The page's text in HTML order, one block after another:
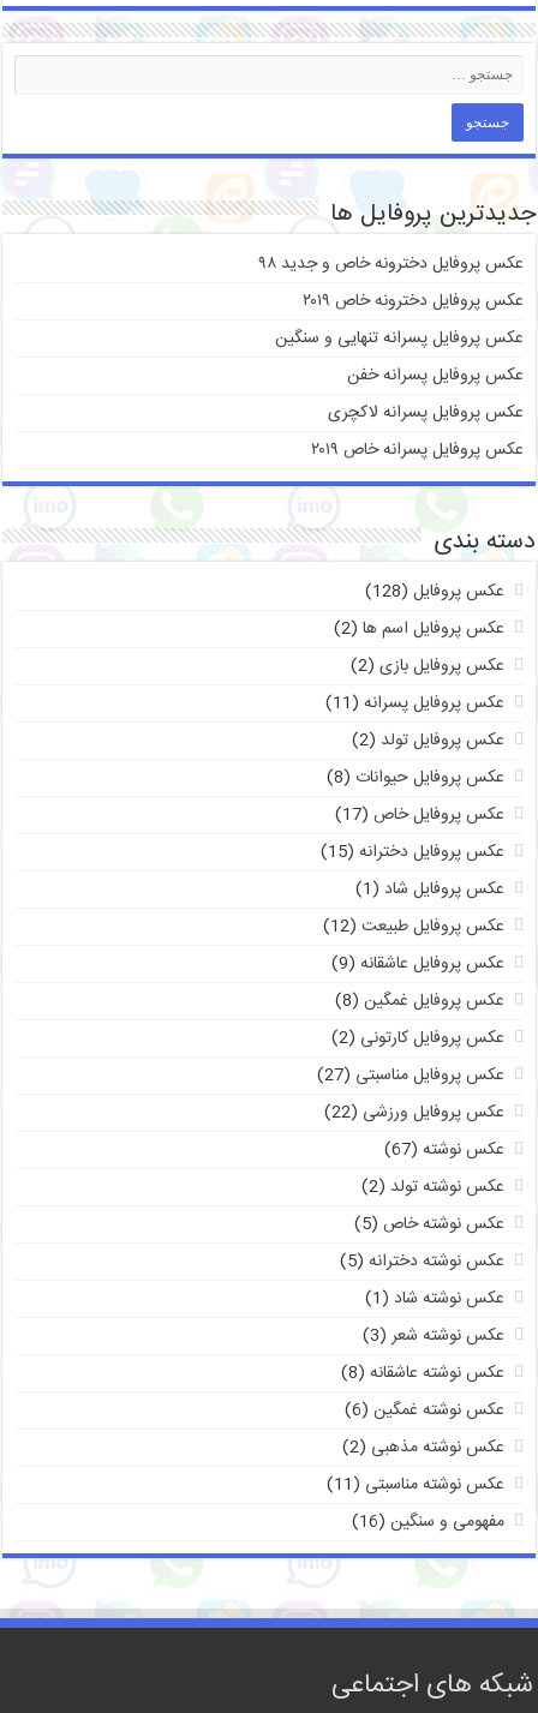
جدیدترین پروفایل ها
عکس پروفایل دخترونه خاص و جدید ۹۸
عکس پروفایل دخترونه خاص ۲۰۱۹
عکس پروفایل پسرانه تنهایی و سنگین
عکس پروفایل پسرانه خفن
عکس پروفایل پسرانه لاکچری
عکس پروفایل پسرانه خاص ۲۰۱۹
دسته بندی
عکس پروفایل(128)
عکس پروفایل اسم ها(2)
عکس پروفایل بازی(2)
عکس پروفایل پسرانه(11)
عکس پروفایل تولد (2)
عکس پروفایل حیوانات (8)
عکس پروفایل خاص(17)
عکس پروفایل دخترانه(15)
عکس پروفایل شاد (1)
عکس پروفایل طبیعت(12)
عکس پروفایل عاشقانه(9)
عکس پروفایل غمگین(8)
عکس پروفایل کارتونی (2)
عکس پروفایل مناسبتی (27)
عکس پروفایل ورزشی (22)
عکس نوشته(67)
عکس نوشته تولد (2)
عکس نوشته خاص(5)
عکس نوشته دخترانه(5)
عکس نوشته شاد (1)
عکس نوشته شعر(3)
عکس نوشته عاشقانه(8)
عکس نوشته غمگین(6)
عکس نوشته مذهبی (2)
عکس نوشته مناسبتی (11)
مفهومی و سنگین(16)
شبکه های اجتماعی